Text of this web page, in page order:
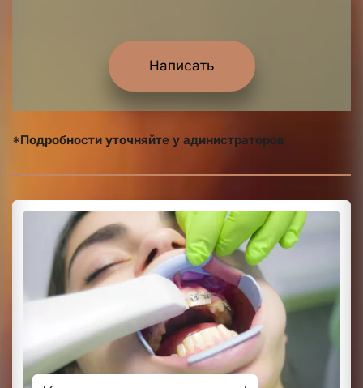
Написать
*Подробности уточняйте у адинистраторов